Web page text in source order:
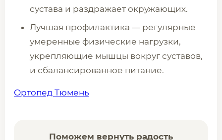
сустава и раздражает окружающих.
Лучшая профилактика — регулярные
умеренные физические нагрузки,
укрепляющие мышцы вокруг суставов,
и сбалансированное питание.
Ортопед Тюмень
Поможем вернуть радость